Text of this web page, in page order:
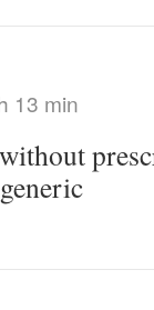
13 min